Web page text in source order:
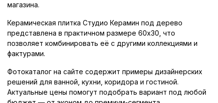
магазина.
Керамическая плитка Студио Керамин под дерево
представлена в практичном размере 60x30, что
позволяет комбинировать её с другими коллекциями и
фактурами.
Фотокаталог на сайте содержит примеры дизайнерских
решений для ванной, кухни, коридора и гостиной.
Актуальные цены помогут подобрать вариант под любой